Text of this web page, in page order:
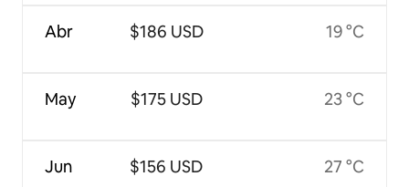
Abr
May
Jun
$186 USD
$175 USD
$156 USD
19 °C
23 °C
27 °C